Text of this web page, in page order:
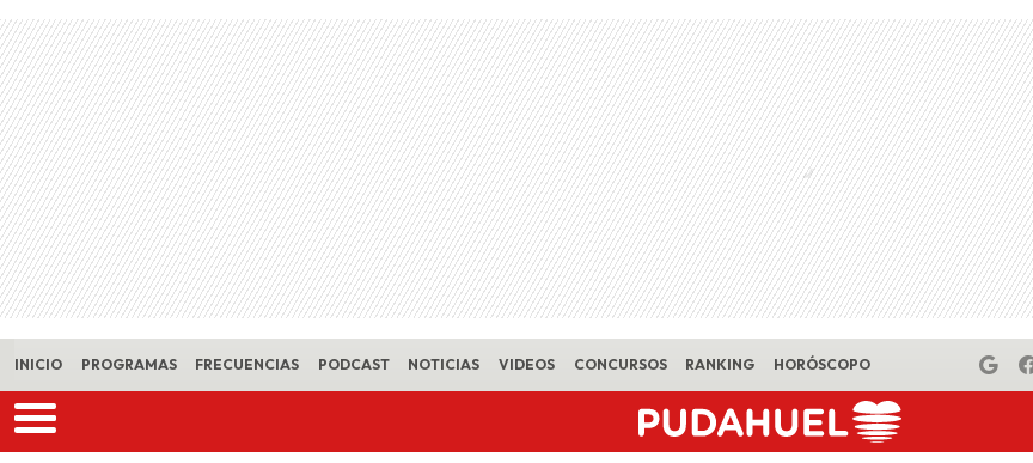
Skip to main content
INICIO PROGRAMAS FRECUENCIAS PODCAST NOTICIAS VIDEOS CONCURSOS RANKING HORÓSCOPO